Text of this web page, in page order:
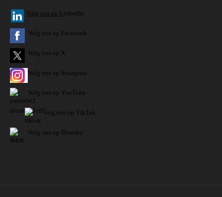
Volg ons op L inkedIn
Volg ons op Facebook
Volg ons op X
Volg ons op Instagram
Volg ons op YouTube
Volg ons op TikTok
Volg ons op Bluesky